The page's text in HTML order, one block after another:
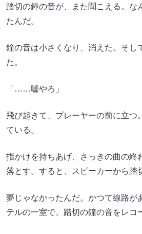
踏切の鐘の音が、また聞こえる。な
たんだ。
鐘の音は小さくなり、消えた。そし
た。
「……嘘やろ」
飛び起きて、プレーヤーの前に立つ
ている。
指かけを持ちあげ、さっきの曲の終
落とす。すると、スピーカーから踏
夢じゃなかったんだ。かつて線路が
テルの一室で、踏切の鐘の音をレコ